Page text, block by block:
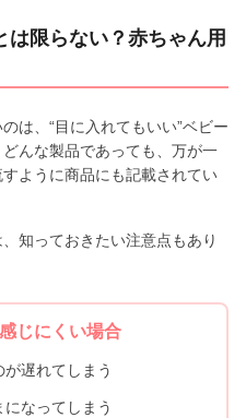
は限らない？赤ちゃん用
は、“目に入れてもいい”ベビー
んな製品であっても、万が一
ように商品にも記載されてい
知っておきたい注意点もあり
じにくい場合
遅れてしまう
なってしまう